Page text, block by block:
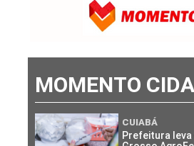
MOMENTO
CUIABÁ
Prefeitura